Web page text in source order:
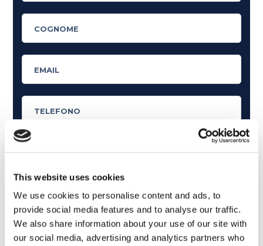
This website uses cookies
We use cookies to personalise content and ads, to
provide social media features and to analyse our traffic.
We also share information about your use of our site with
our social media, advertising and analytics partners who
Cosa ti piace leggere?
Articoli dedicati alla grammatica inglese
Articoli dedicati a inglese nel mondo del lavoro
Articoli con tips e new sulla lingua inglese